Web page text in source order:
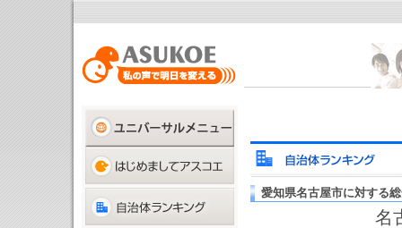
愛知県名古屋市に対する
名